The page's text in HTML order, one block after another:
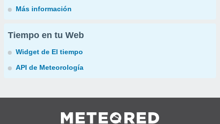
Más información
Tiempo en tu Web
Widget de El tiempo
API de Meteorología